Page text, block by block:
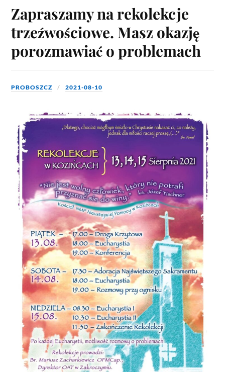
Zapraszamy na rekolekcje
trzeźwościowe. Masz okazję
porozmawiać o problemach
PROBOSZCZ 2021-08-10